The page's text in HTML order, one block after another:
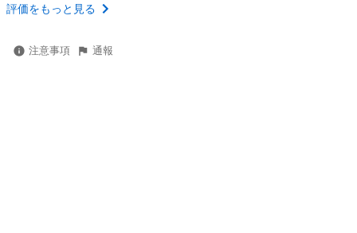
評価をもっと見る
注意事項 通報